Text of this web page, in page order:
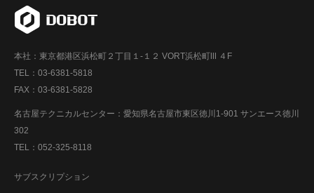
本社：東京都港区浜松町２丁目１-１２ VORT浜松町Ⅲ ４F
TEL：03-6381-5818
FAX：03-6381-5828
名古屋テクニカルセンター：愛知県名古屋市東区徳川1-901 サンエース徳川
302
TEL：052-325-8118
サブスクリプション